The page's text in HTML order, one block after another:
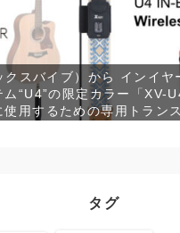
クスバイブ）から インイヤ
ム“U4”の限定カラー「XV-
使用するための専用トラン
タグ